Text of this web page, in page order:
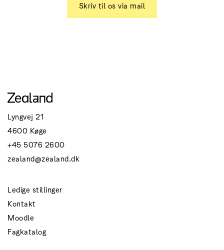
Skriv til os via mail
Lyngvej 21
4600 Køge
+45 5076 2600
zealand@zealand.dk
Ledige stillinger
Kontakt
Moodle
Fagkatalog